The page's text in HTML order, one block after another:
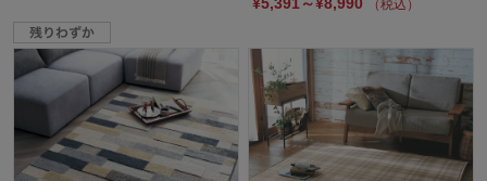
¥5,391～¥8,990 （税込）